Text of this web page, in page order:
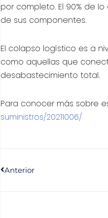
por completo. El 90% de
de sus componentes.
El colapso logístico es a
como aquellas que
desabastecimiento total.
Para conocer más sobre
suministros/20211006/
Anterior